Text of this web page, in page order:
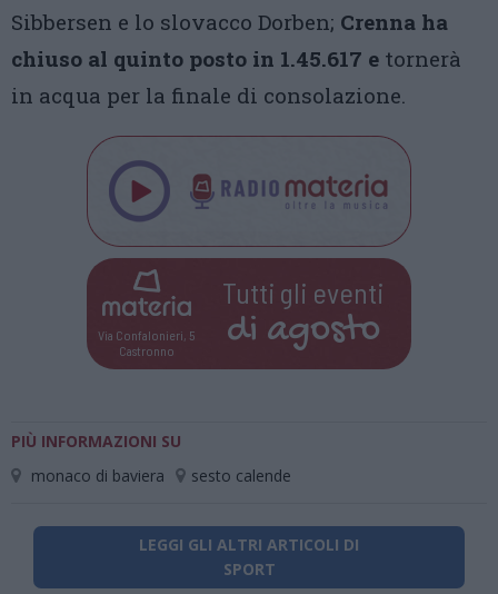
Sibbersen e lo slovacco Dorben; Crenna ha
chiuso al quinto posto in 1.45.617 e tornerà
in acqua per la finale di consolazione.
Via Confalonieri, 5
Castronno
Tutti gli eventi
di agosto
PIÙ INFORMAZIONI SU
monaco di baviera
sesto calende
LEGGI GLI ALTRI ARTICOLI DI
SPORT